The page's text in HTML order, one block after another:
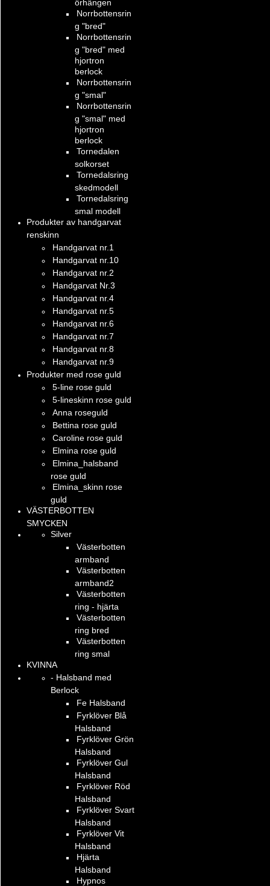
örhängen
Norrbottensrin
g "bred"
Norrbottensrin
g "bred" med
hjortron
berlock
Norrbottensrin
g "smal"
Norrbottensrin
g "smal" med
hjortron
berlock
Tornedalen
solkorset
Tornedalsring
skedmodell
Tornedalsring
smal modell
Produkter av handgarvat
renskinn
Handgarvat nr.1
Handgarvat nr.10
Handgarvat nr.2
Handgarvat Nr.3
Handgarvat nr.4
Handgarvat nr.5
Handgarvat nr.6
Handgarvat nr.7
Handgarvat nr.8
Handgarvat nr.9
Produkter med rose guld
5-line rose guld
5-lineskinn rose guld
Anna roseguld
Bettina rose guld
Caroline rose guld
Elmina rose guld
Elmina_halsband
rose guld
Elmina_skinn rose
guld
VÄSTERBOTTEN
SMYCKEN
Silver
Västerbotten
armband
Västerbotten
armband2
Västerbotten
ring - hjärta
Västerbotten
ring bred
Västerbotten
ring smal
KVINNA
- Halsband med
Berlock
Fe Halsband
Fyrklöver Blå
Halsband
Fyrklöver Grön
Halsband
Fyrklöver Gul
Halsband
Fyrklöver Röd
Halsband
Fyrklöver Svart
Halsband
Fyrklöver Vit
Halsband
Hjärta
Halsband
Hypnos